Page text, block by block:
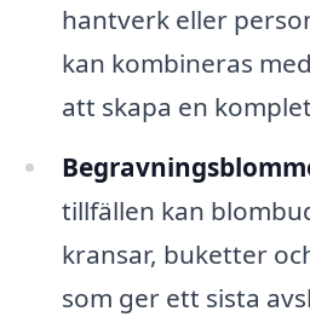
hantverk eller
kan kombineras
att skapa en
tillfällen kan
kransar, buketter
som ger ett sista